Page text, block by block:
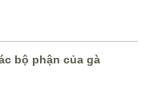
bộ phận của gà